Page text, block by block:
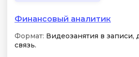
Финансовый аналитик
Формат: Видеозанятия в записи,
связь.